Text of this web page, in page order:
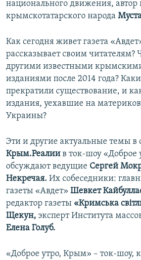
национального движения, автор
крымскотатарского народа
Как сегодня живет газета
рассказывает своим читателям?
другими известными
изданиями после 2014 года?
прекратили существование, и
издания, уехавшие на
Украины?
Эти и другие актуальные темы в
Крым.Реалии в ток-шоу «Доброе
обсуждают ведущие Сергей
Некречая. Их собеседники:
газеты «Авдет» Шевкет
редактор газеты «Кримська
Щекун, эксперт Института
Елена Голуб.
«Доброе утро, Крым» – ток-шоу,